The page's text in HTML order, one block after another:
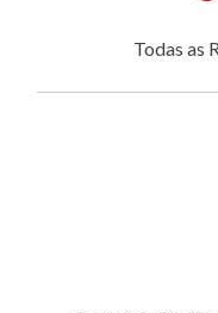
Todas as